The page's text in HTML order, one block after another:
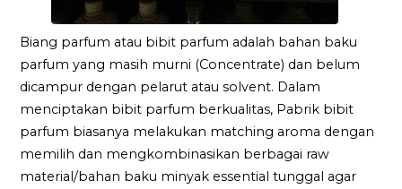
Biang parfum atau bibit parfum adalah bahan baku
parfum yang masih murni (Concentrate) dan belum
dicampur dengan pelarut atau solvent. Dalam
menciptakan bibit parfum berkualitas, Pabrik bibit
parfum biasanya melakukan matching aroma dengan
memilih dan mengkombinasikan berbagai raw
material/bahan baku minyak essential tunggal agar